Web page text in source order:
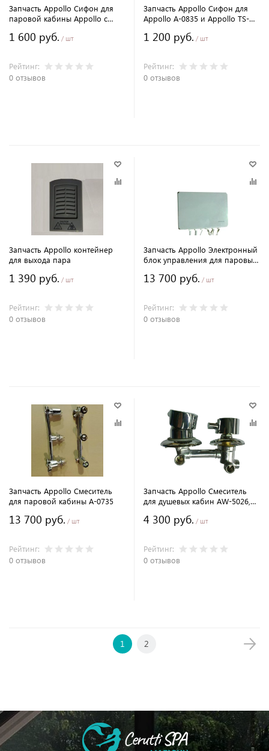
Запчасть Appollo Сифон для
паровой кабины Appollo с
1 600 руб. / шт
Рейтинг:
0 отзывов
Запчасть Appollo Сифон для
Appollo A-0835 и Appollo TS-
1 200 руб. / шт
Рейтинг:
0 отзывов
Запчасть Appollo контейнер
для выхода пара
1 390 руб. / шт
Рейтинг:
0 отзывов
Запчасть Appollo Электронный
блок управления для паровых
13 700 руб. / шт
Рейтинг:
0 отзывов
Запчасть Appollo Смеситель
для паровой кабины A-0735
13 700 руб. / шт
Рейтинг:
0 отзывов
Запчасть Appollo Смеситель
для душевых кабин AW-5026,
4 300 руб. / шт
Рейтинг:
0 отзывов
1 2